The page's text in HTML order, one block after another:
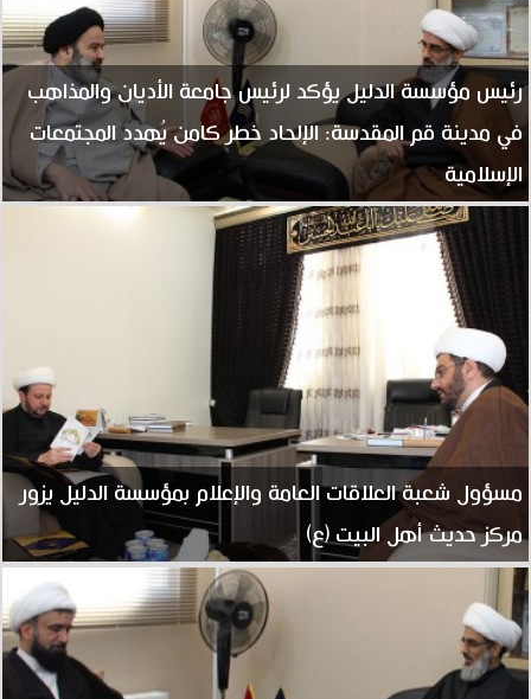
رئيس مؤسسة الدليل يؤكد لرئيس جامعة الأديان والمذاهب
في مدينة قم المقدسة: الإلحاد خطر كامن يُهدد المجتمعات
الإسلامية
مسؤول شعبة العلاقات العامة والإعلام بمؤسسة الدليل يزور
مركز حديث أهل البيت (ع)